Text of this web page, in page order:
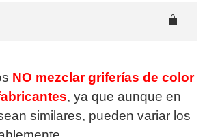
MENU
NO mezclar griferías de color
, ya que aunque en
similares, pueden variar los